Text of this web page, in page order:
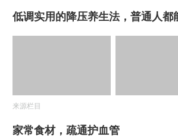
低调实用的降压养生法，普通人都
来源栏目
家常食材，疏通护血管